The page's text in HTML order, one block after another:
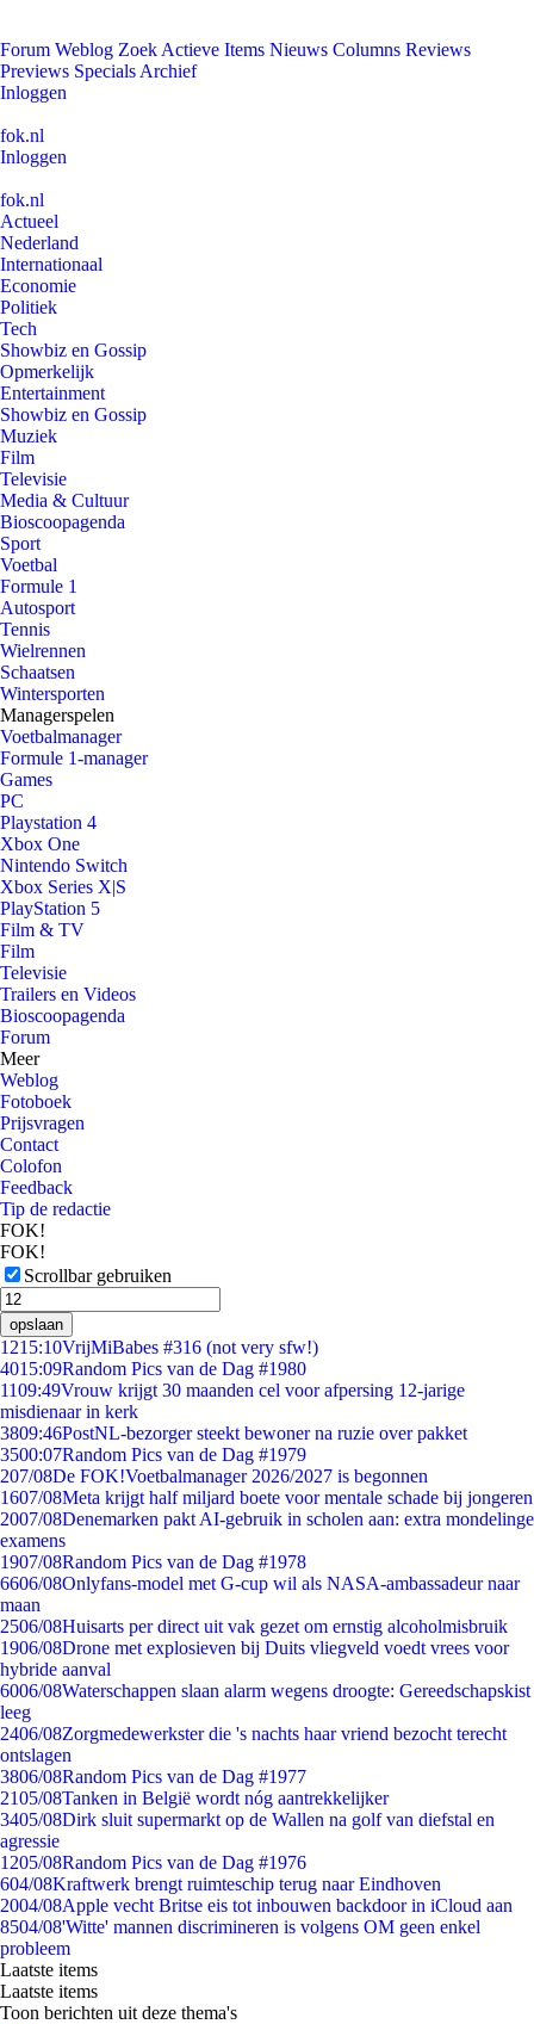
Forum Weblog Zoek Actieve Items Nieuws Columns Reviews
Previews Specials Archief
Inloggen
fok.nl
Inloggen
fok.nl
Actueel
Nederland
Internationaal
Economie
Politiek
Tech
Showbiz en Gossip
Opmerkelijk
Entertainment
Showbiz en Gossip
Muziek
Film
Televisie
Media & Cultuur
Bioscoopagenda
Sport
Voetbal
Formule 1
Autosport
Tennis
Wielrennen
Schaatsen
Wintersporten
Managerspelen
Voetbalmanager
Formule 1-manager
Games
PC
Playstation 4
Xbox One
Nintendo Switch
Xbox Series X|S
PlayStation 5
Film & TV
Film
Televisie
Trailers en Videos
Bioscoopagenda
Forum
Meer
Weblog
Fotoboek
Prijsvragen
Contact
Colofon
Feedback
Tip de redactie
FOK!
FOK!
Scrollbar gebruiken
opslaan
1215:10VrijMiBabes #316 (not very sfw!)
4015:09Random Pics van de Dag #1980
1109:49Vrouw krijgt 30 maanden cel voor afpersing 12-jarige
misdienaar in kerk
3809:46PostNL-bezorger steekt bewoner na ruzie over pakket
3500:07Random Pics van de Dag #1979
207/08De FOK!Voetbalmanager 2026/2027 is begonnen
1607/08Meta krijgt half miljard boete voor mentale schade bij jongeren
2007/08Denemarken pakt AI-gebruik in scholen aan: extra mondelinge
examens
1907/08Random Pics van de Dag #1978
6606/08Onlyfans-model met G-cup wil als NASA-ambassadeur naar
maan
2506/08Huisarts per direct uit vak gezet om ernstig alcoholmisbruik
1906/08Drone met explosieven bij Duits vliegveld voedt vrees voor
hybride aanval
6006/08Waterschappen slaan alarm wegens droogte: Gereedschapskist
leeg
2406/08Zorgmedewerkster die 's nachts haar vriend bezocht terecht
ontslagen
3806/08Random Pics van de Dag #1977
2105/08Tanken in België wordt nóg aantrekkelijker
3405/08Dirk sluit supermarkt op de Wallen na golf van diefstal en
agressie
1205/08Random Pics van de Dag #1976
604/08Kraftwerk brengt ruimteschip terug naar Eindhoven
2004/08Apple vecht Britse eis tot inbouwen backdoor in iCloud aan
8504/08'Witte' mannen discrimineren is volgens OM geen enkel
probleem
Laatste items
Laatste items
Toon berichten uit deze thema's